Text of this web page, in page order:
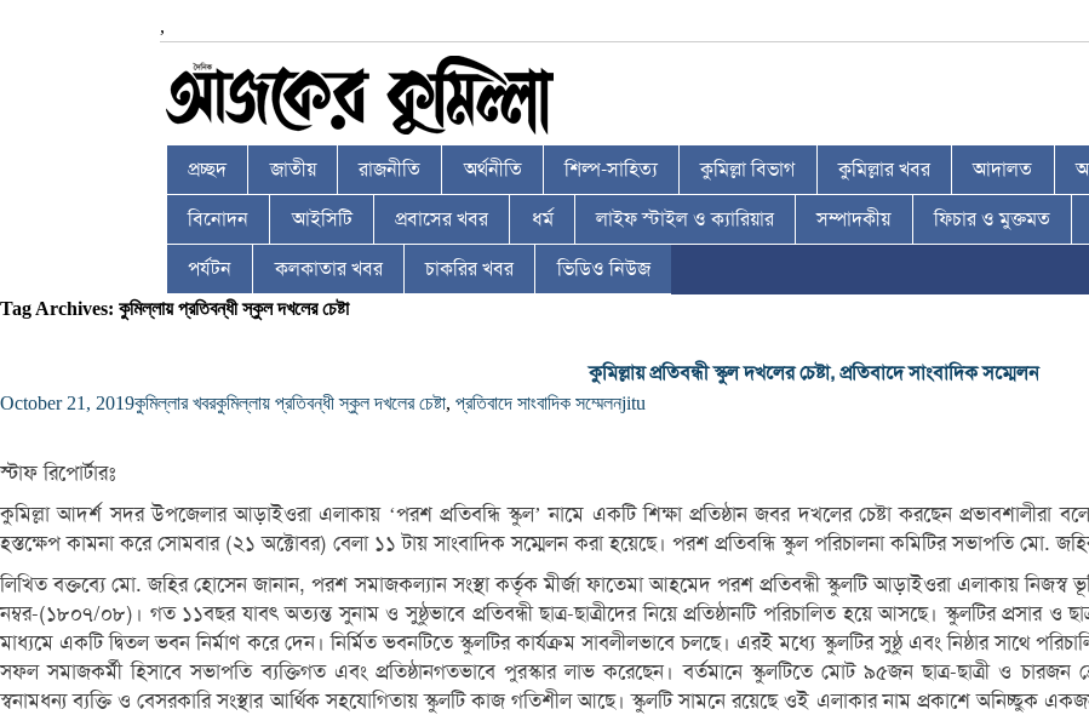
,
প্রচ্ছদ জাতীয় রাজনীতি অর্থনীতি শিল্প-সাহিত্য কুমিল্লা বিভাগ কুমিল্লার খবর আদালত
বিনোদন আইসিটি প্রবাসের খবর ধর্ম লাইফ স্টাইল ও ক্যারিয়ার সম্পাদকীয় ফিচার ও মুক্তমত
পর্যটন কলকাতার খবর চাকরির খবর ভিডিও নিউজ
Tag Archives: কুমিল্লায় প্রতিবন্ধী স্কুল দখলের চেষ্টা
কুমিল্লায় প্রতিবন্ধী স্কুল দখলের চেষ্টা, প্রতিবাদে সাংবাদিক সম্মেলন
October 21, 2019কুমিল্লার খবরকুমিল্লায় প্রতিবন্ধী স্কুল দখলের চেষ্টা, প্রতিবাদে সাংবাদিক সম্মেলনjitu
স্টাফ রিপোর্টারঃ
কুমিল্লা আদর্শ সদর উপজেলার আড়াইওরা এলাকায় ‘পরশ প্রতিবন্ধি স্কুল’ নামে একটি শিক্ষা প্রতিষ্ঠান জবর দখলের চেষ্টা করছেন প্রভাবশালীরা
হস্তক্ষেপ কামনা করে সোমবার (২১ অক্টোবর) বেলা ১১ টায় সাংবাদিক সম্মেলন করা হয়েছে। পরশ প্রতিবন্ধি স্কুল পরিচালনা কমিটির সভাপতি মো.
লিখিত বক্তব্যে মো. জহির হোসেন জানান, পরশ সমাজকল্যান সংস্থা কর্তৃক মীর্জা ফাতেমা আহমেদ পরশ প্রতিবন্ধী স্কুলটি আড়াইওরা এলাকায় নিজস্ব
নম্বর-(১৮০৭/০৮)। গত ১১বছর যাবৎ অত্যন্ত সুনাম ও সুষ্ঠুভাবে প্রতিবন্ধী ছাত্র-ছাত্রীদের নিয়ে প্রতিষ্ঠানটি পরিচালিত হয়ে আসছে। স্কুলটির প্রসার ও
মাধ্যমে একটি দ্বিতল ভবন নির্মাণ করে দেন। নির্মিত ভবনটিতে স্কুলটির কার্যক্রম সাবলীলভাবে চলছে। এরই মধ্যে স্কুলটির সুষ্ঠু এবং নিষ্ঠার সাথে
সফল সমাজকর্মী হিসাবে সভাপতি ব্যক্তিগত এবং প্রতিষ্ঠানগতভাবে পুরস্কার লাভ করেছেন। বর্তমানে স্কুলটিতে মোট ৯৫জন ছাত্র-ছাত্রী ও চারজন
স্বনামধন্য ব্যক্তি ও বেসরকারি সংস্থার আর্থিক সহযোগিতায় স্কুলটি কাজ গতিশীল আছে। স্কুলটি সামনে রয়েছে ওই এলাকার নাম প্রকাশে অনিচ্ছুক